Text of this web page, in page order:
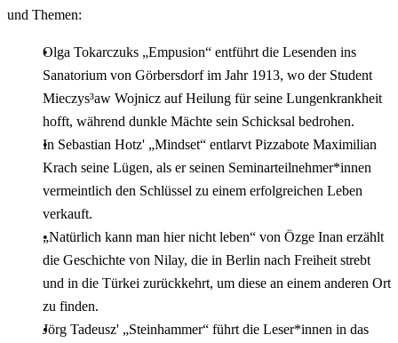
und Themen:
Olga Tokarczuks „Empusion“ entführt die Lesenden ins
Sanatorium von Görbersdorf im Jahr 1913, wo der Student
Mieczys³aw Wojnicz auf Heilung für seine Lungenkrankheit
hofft, während dunkle Mächte sein Schicksal bedrohen.
In Sebastian Hotz' „Mindset“ entlarvt Pizzabote Maximilian
Krach seine Lügen, als er seinen Seminarteilnehmer*innen
vermeintlich den Schlüssel zu einem erfolgreichen Leben
verkauft.
„Natürlich kann man hier nicht leben“ von Özge Inan erzählt
die Geschichte von Nilay, die in Berlin nach Freiheit strebt
und in die Türkei zurückkehrt, um diese an einem anderen Ort
zu finden.
Jörg Tadeusz' „Steinhammer“ führt die Leser*innen in das